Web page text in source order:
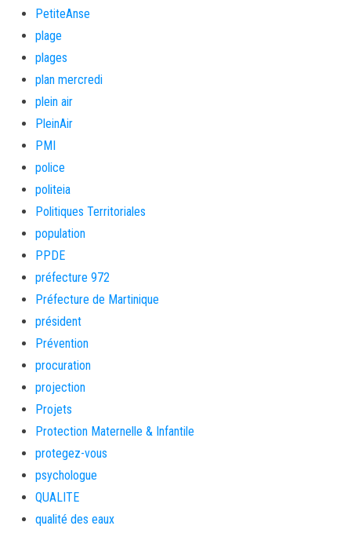
PetiteAnse
plage
plages
plan mercredi
plein air
PleinAir
PMI
police
politeia
Politiques Territoriales
population
PPDE
préfecture 972
Préfecture de Martinique
président
Prévention
procuration
projection
Projets
Protection Maternelle & Infantile
protegez-vous
psychologue
QUALITE
qualité des eaux